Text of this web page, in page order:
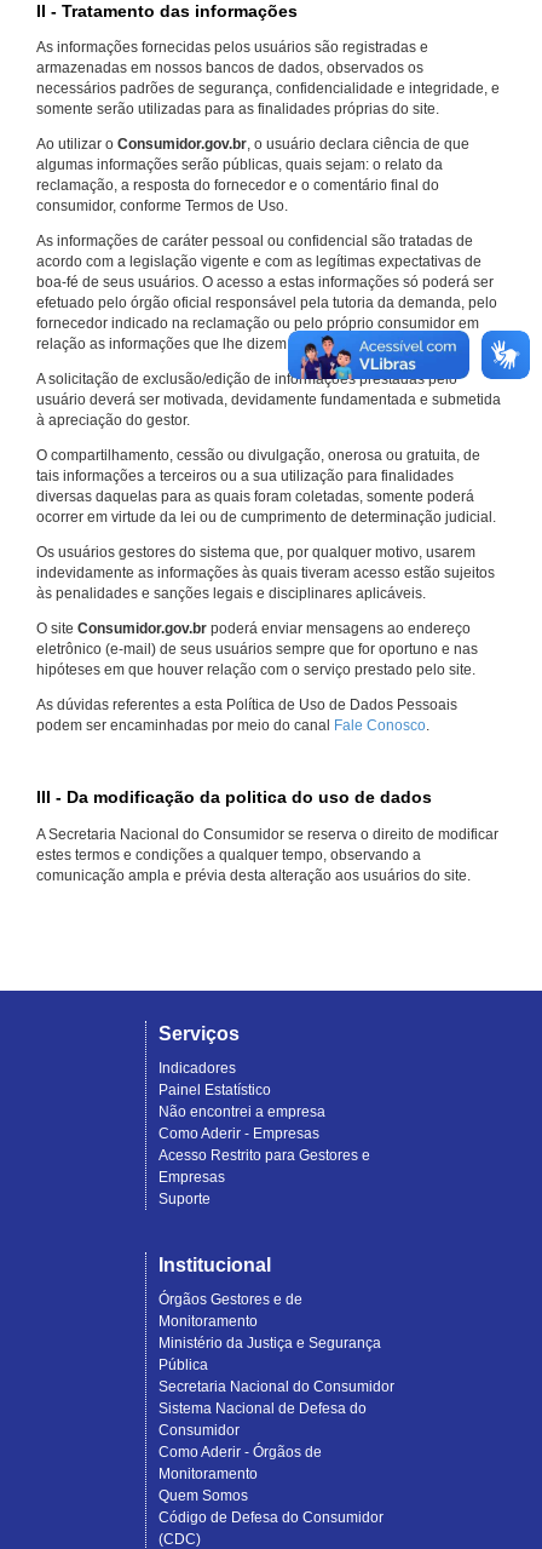
II - Tratamento das informações
As informações fornecidas pelos usuários são registradas e
armazenadas em nossos bancos de dados, observados os
necessários padrões de segurança, confidencialidade e integridade, e
somente serão utilizadas para as finalidades próprias do site.
Ao utilizar o Consumidor.gov.br, o usuário declara ciência de que
algumas informações serão públicas, quais sejam: o relato da
reclamação, a resposta do fornecedor e o comentário final do
consumidor, conforme Termos de Uso.
As informações de caráter pessoal ou confidencial são tratadas de
acordo com a legislação vigente e com as legítimas expectativas de
boa-fé de seus usuários. O acesso a estas informações só poderá ser
efetuado pelo órgão oficial responsável pela tutoria da demanda, pelo
fornecedor indicado na reclamação ou pelo próprio consumidor em
relação as informações que lhe dizem respeito.
A solicitação de exclusão/edição de informações prestadas pelo
usuário deverá ser motivada, devidamente fundamentada e submetida
à apreciação do gestor.
O compartilhamento, cessão ou divulgação, onerosa ou gratuita, de
tais informações a terceiros ou a sua utilização para finalidades
diversas daquelas para as quais foram coletadas, somente poderá
ocorrer em virtude da lei ou de cumprimento de determinação judicial.
Os usuários gestores do sistema que, por qualquer motivo, usarem
indevidamente as informações às quais tiveram acesso estão sujeitos
às penalidades e sanções legais e disciplinares aplicáveis.
O site Consumidor.gov.br poderá enviar mensagens ao endereço
eletrônico (e-mail) de seus usuários sempre que for oportuno e nas
hipóteses em que houver relação com o serviço prestado pelo site.
As dúvidas referentes a esta Política de Uso de Dados Pessoais
podem ser encaminhadas por meio do canal Fale Conosco.
III - Da modificação da politica do uso de dados
A Secretaria Nacional do Consumidor se reserva o direito de modificar
estes termos e condições a qualquer tempo, observando a
comunicação ampla e prévia desta alteração aos usuários do site.
Serviços
Indicadores
Painel Estatístico
Não encontrei a empresa
Como Aderir - Empresas
Acesso Restrito para Gestores e
Empresas
Suporte
Institucional
Órgãos Gestores e de
Monitoramento
Ministério da Justiça e Segurança
Pública
Secretaria Nacional do Consumidor
Sistema Nacional de Defesa do
Consumidor
Como Aderir - Órgãos de
Monitoramento
Quem Somos
Código de Defesa do Consumidor
(CDC)